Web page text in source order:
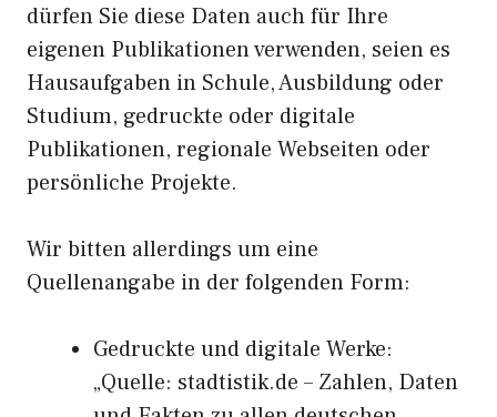
dürfen Sie diese Daten auch für Ihre
eigenen Publikationen verwenden, seien es
Hausaufgaben in Schule, Ausbildung oder
Studium, gedruckte oder digitale
Publikationen, regionale Webseiten oder
persönliche Projekte.
Wir bitten allerdings um eine
Quellenangabe in der folgenden Form:
Gedruckte und digitale Werke:
„Quelle: stadtistik.de – Zahlen, Daten